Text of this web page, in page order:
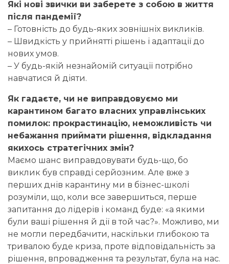
Які нові звички ви заберете з собою в життя
після пандемії?
– Готовність до будь-яких зовнішніх викликів.
– Швидкість у прийнятті рішень і адаптації до
нових умов.
– У будь-якій незнайомій ситуації потрібно
навчатися й діяти.
Як гадаєте, чи не виправдовуємо ми
карантином багато власних управлінських
помилок: прокрастинацію, неможливість чи
небажання приймати рішення, відкладання
якихось стратегічних змін?
Маємо шанс виправдовувати будь-що, бо
виклик був справді серйозним. Але вже з
перших днів карантину ми в бізнес-школі
розуміли, що, коли все завершиться, перше
запитання до лідерів і команд буде: «а якими
були ваші рішення й дії в той час?». Можливо, ми
не могли передбачити, наскільки глибокою та
тривалою буде криза, проте відповідальність за
рішення, впровадження та результат, була на нас.